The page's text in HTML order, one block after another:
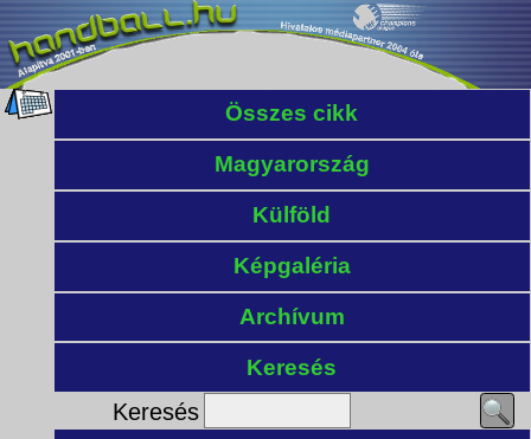
Összes cikk
Magyarország
Külföld
Képgaléria
Archívum
Keresés
Keresés